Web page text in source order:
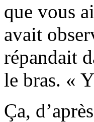
que vous
avait
répandait
le bras. «
Ça,